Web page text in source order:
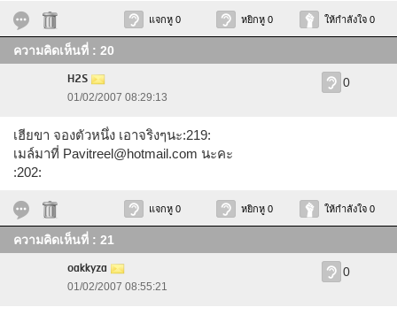
แจกหู 0 หยิกหู 0 ให้กำลังใจ 0
ความคิดเห็นที่ : 20
H2S
01/02/2007 08:29:13
0
เฮียขา จองตัวหนึ่ง เอาจริงๆนะ:219:
เมล์มาที่ Pavitreel@hotmail.com นะคะ
:202:
แจกหู 0 หยิกหู 0 ให้กำลังใจ 0
ความคิดเห็นที่ : 21
oakkyza
01/02/2007 08:55:21
0